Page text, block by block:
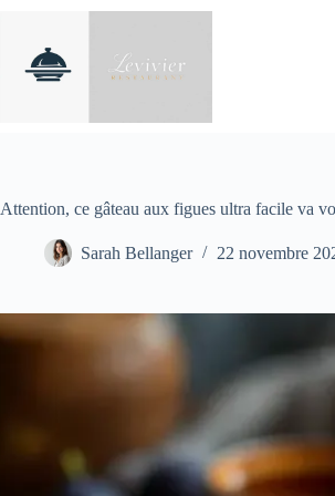
contenu
Attention, ce gâteau aux figues ultra facile va
Sarah Bellanger 22 novembre